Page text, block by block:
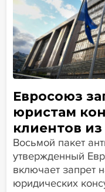
Евросоюз
юристам
клиентов
Восьмой пакет
утвержденный
включает запрет
юридических